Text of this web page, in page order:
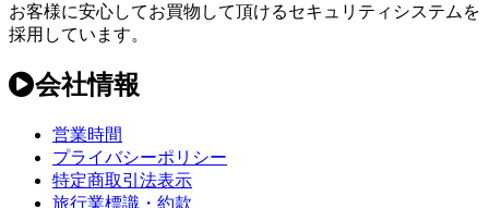
お客様に安心してお買物して頂けるセキュリティシステムを
採用しています。
会社情報
営業時間
プライバシーポリシー
特定商取引法表示
旅行業標識・約款